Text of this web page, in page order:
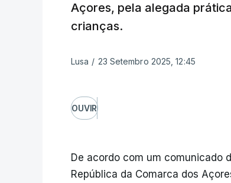
Açores, pela alegada
crianças.
Lusa / 23 Setembro 2025, 12:45
OUVIR
De acordo com um comunicado
República da Comarca dos